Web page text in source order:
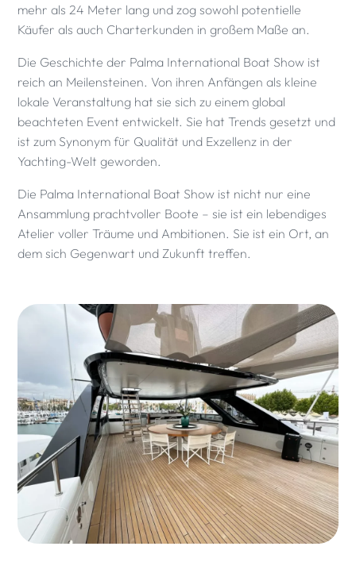
mehr als 24 Meter lang und zog sowohl potentielle
Käufer als auch Charterkunden in großem Maße an.
Die Geschichte der Palma International Boat Show ist
reich an Meilensteinen. Von ihren Anfängen als kleine
lokale Veranstaltung hat sie sich zu einem global
beachteten Event entwickelt. Sie hat Trends gesetzt und
ist zum Synonym für Qualität und Exzellenz in der
Yachting-Welt geworden.
Die Palma International Boat Show ist nicht nur eine
Ansammlung prachtvoller Boote – sie ist ein lebendiges
Atelier voller Träume und Ambitionen. Sie ist ein Ort, an
dem sich Gegenwart und Zukunft treffen.